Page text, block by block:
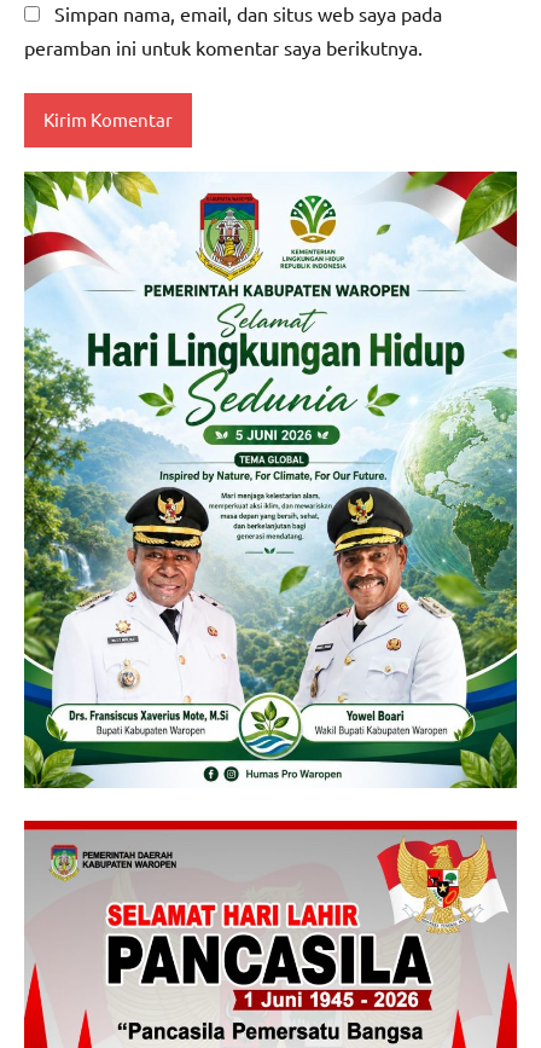
Simpan nama, email, dan situs web saya pada
peramban ini untuk komentar saya berikutnya.